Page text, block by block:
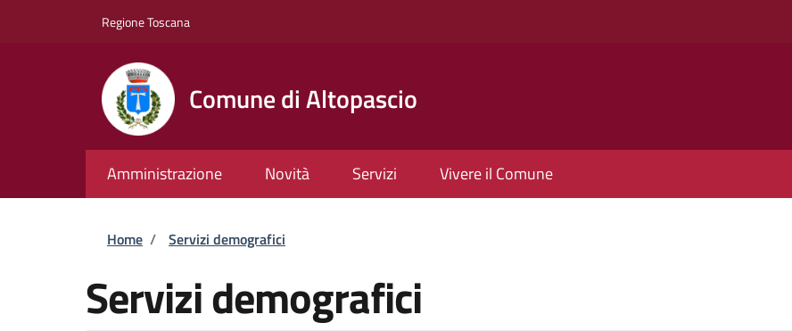
Regione Toscana
Comune di Altopascio
Amministrazione Novità Servizi Vivere il Comune
Briciole di pane
Home / Servizi demografici
Servizi demografici